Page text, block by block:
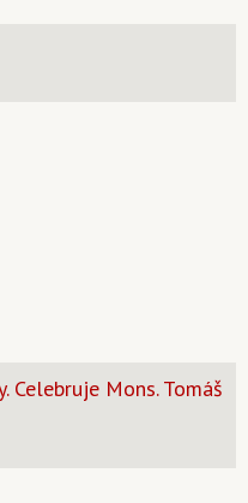
Celebruje Mons. Tomáš